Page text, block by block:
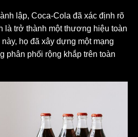
lập, Coca-Cola đã xác định rõ
là trở thành một thương hiệu toàn
họ đã xây dựng một mạng
phân phối rộng khắp trên toàn